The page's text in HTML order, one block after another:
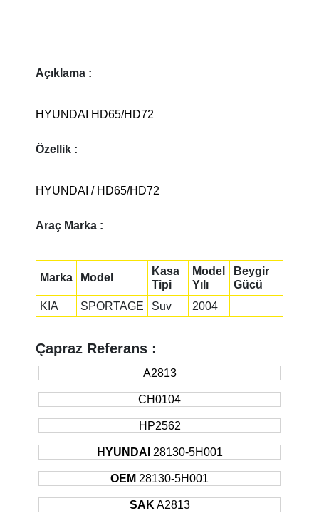
Açıklama :
HYUNDAI HD65/HD72
Özellik :
HYUNDAI / HD65/HD72
Araç Marka :
Marka Model
Kasa
Tipi
Model
Yılı
Beygir
Gücü
KIA
SPORTAGE Suv 2004
Çapraz Referans :
A2813
CH0104
HP2562
HYUNDAI 28130-5H001
OEM 28130-5H001
SAK A2813